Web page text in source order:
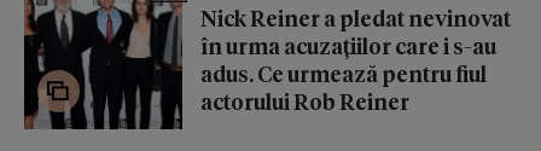
Nick Reiner a pledat nevinovat
în urma acuzațiilor care i s-au
adus. Ce urmează pentru fiul
actorului Rob Reiner